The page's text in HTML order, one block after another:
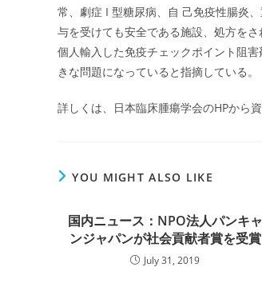
常、劇症 I 型糖尿病、自 己免疫性腸炎
与を受けても安全である施設、処方を
個人輸入した免疫チェックポイント阻
きな問題になっていると指摘している。
詳しくは、日本臨床腫瘍学会のHPから
YOU MIGHT ALSO LIKE
国内ニュース：NPO法人パンキャ
ンジャパンが社会貢献者賞を受賞
July 31, 2019